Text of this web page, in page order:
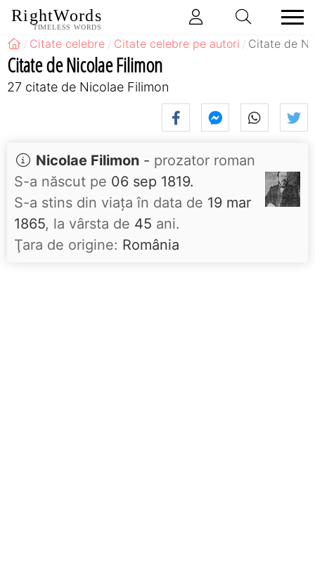
RightWords
TIMELESS WORDS
Citate celebre Citate celebre pe autori Citate de
Citate de Nicolae Filimon
27 citate de Nicolae Filimon
Nicolae Filimon - prozator roman
S-a născut pe 06 sep 1819.
S-a stins din viaţa în data de 19 mar
1865, la vârsta de 45 ani.
Ţara de origine: România